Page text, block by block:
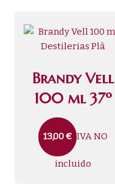
Brandy Vell
100 ml 37º
13,00€ IVA NO
incluido